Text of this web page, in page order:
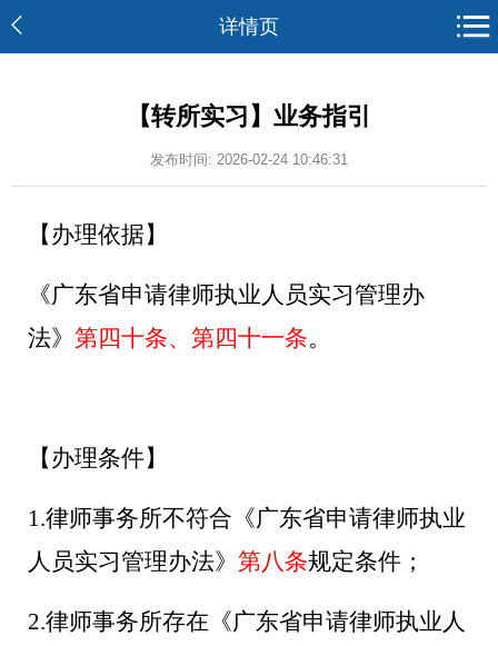
详情页
【转所实习】业务指引
发布时间: 2026-02-24 10:46:31
【办理依据】
《广东省申请律师执业人员实习管理办
法》 第四十条、 第四十一条。
【办理条件】
1.律师事务所不符合《广东省申请律师执业
人员实习管理办法》 第八条规定条件；
2.律师事务所存在《广东省申请律师执业人